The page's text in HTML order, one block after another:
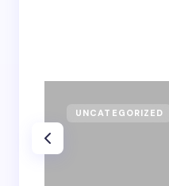
UNCATEGORIZED